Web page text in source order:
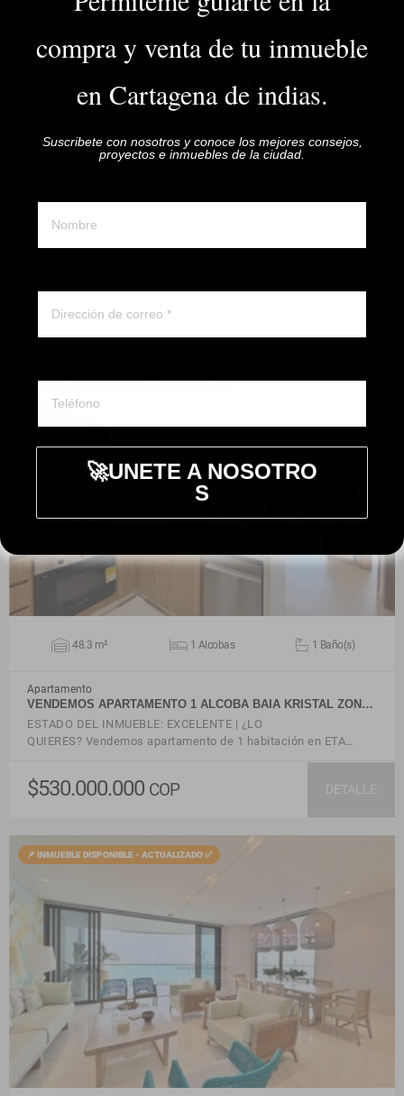
VER DETALLES
Apartamento
APARTAMENTO LOFT EN VENTA EDIFICIO GANEM CENTR…
NICANOR CARAZO REALTORS - ESTADO DEL INMUEBLE:
$1.360.000.000 COP
📌 INMUEBLE DISPONIBLE - FRIENDLY AIRBNB 📍
VER DETALLES
48.3 m² 1 Alcobas 1 Baño(s)
Apartamento
VENDEMOS APARTAMENTO 1 ALCOBA BAIA KRISTAL ZON…
ESTADO DEL INMUEBLE: EXCELENTE | ¿LO
QUIERES? Vendemos apartamento de 1 habitación en ETA…
$530.000.000 COP DETALLE
📌 INMUEBLE DISPONIBLE - ACTUALIZADO ✅
VER DETALLES
compra y venta de tu inmueble
en Cartagena de indias.
Suscribete con nosotros y conoce los mejores consejos,
proyectos e inmuebles de la ciudad.
🚀UNETE A NOSOTRO
S